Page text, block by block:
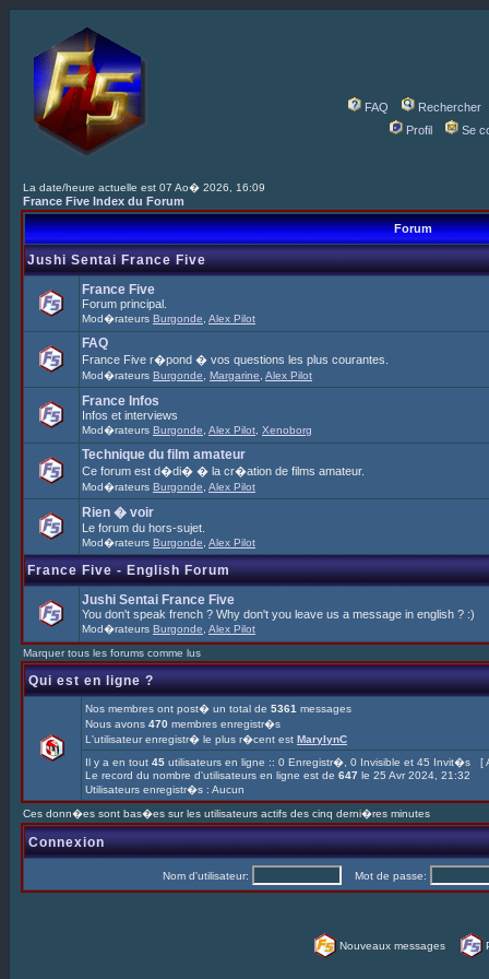
FAQ
Rechercher
Profil
Se
La date/heure actuelle est 07 Ao� 2026, 16:09
France Five Index du Forum
Forum
Jushi Sentai France Five
France Five
Forum principal.
Mod�rateurs Burgonde Alex Pilot
FAQ
France Five r�pond � vos questions les plus courantes.
Mod�rateurs Burgonde Margarine Alex Pilot
France Infos
Infos et interviews
Mod�rateurs Burgonde Alex Pilot Xenoborg
Technique du film amateur
Ce forum est d�di� � la cr�ation de films amateur.
Mod�rateurs Burgonde Alex Pilot
Rien � voir
Le forum du hors-sujet.
Mod�rateurs Burgonde Alex Pilot
France Five - English Forum
Jushi Sentai France Five
You don't speak french ? Why don't you leave us a message in english ? :)
Mod�rateurs Burgonde Alex Pilot
Marquer tous les forums comme lus
Qui est en ligne ?
Nos membres ont post� un total de 5361 messages
Nous avons 470 membres enregistr�s
L'utilisateur enregistr� le plus r�cent est MarylynC
Il y a en tout 45 utilisateurs en ligne :: 0 Enregistr�, 0 Invisible et 45 Invit�s [
Le record du nombre d'utilisateurs en ligne est de 647 le 25 Avr 2024, 21:32
Utilisateurs enregistr�s : Aucun
Ces donn�es sont bas�es sur les utilisateurs actifs des cinq derni�res minutes
Connexion
Nom d'utilisateur: Mot de passe:
Nouveaux messages